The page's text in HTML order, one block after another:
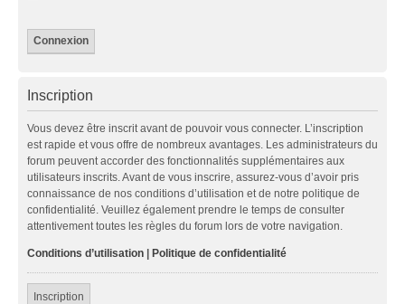
Inscription
Vous devez être inscrit avant de pouvoir vous connecter. L’inscription
est rapide et vous offre de nombreux avantages. Les administrateurs du
forum peuvent accorder des fonctionnalités supplémentaires aux
utilisateurs inscrits. Avant de vous inscrire, assurez-vous d’avoir pris
connaissance de nos conditions d’utilisation et de notre politique de
confidentialité. Veuillez également prendre le temps de consulter
attentivement toutes les règles du forum lors de votre navigation.
Conditions d’utilisation | Politique de confidentialité
Inscription